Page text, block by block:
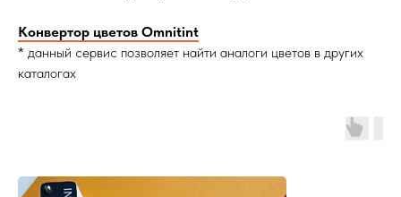
Конвертор цветов Omnitint
* данный сервис позволяет найти аналоги цветов в других
каталогах